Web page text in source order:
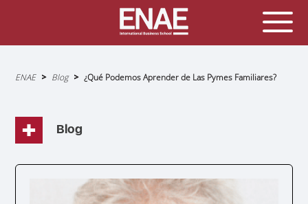
Sobrescribir
la
navegación
ENAE Blog ¿Qué Podemos Aprender de Las Pymes Familiares?
Blog